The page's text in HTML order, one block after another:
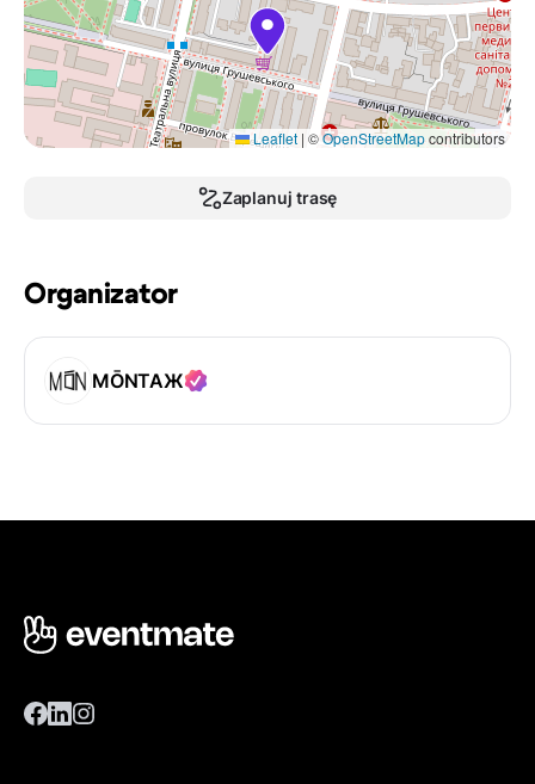
Leaflet | ©OpenStreetMapcontributors
Zaplanuj trasę
Organizator
MŌNТАЖ